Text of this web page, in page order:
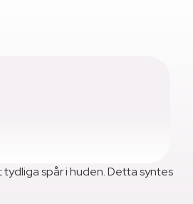
spår i huden. Detta syntes